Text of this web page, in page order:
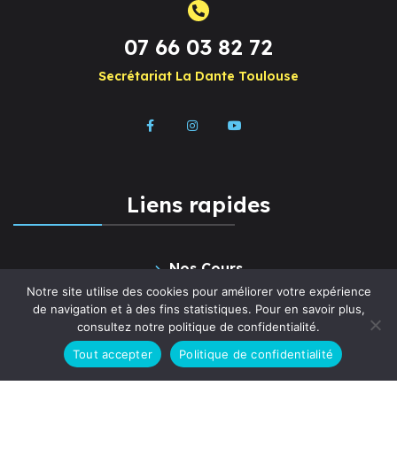
07 66 03 82 72
Secrétariat La Dante Toulouse
Liens rapides
Nos Cours
Paiement en ligne
Diplômes et certifications
Qui sommes-nous ?
Notre site utilise des cookies pour améliorer votre expérience
de navigation et à des fins statistiques. Pour en savoir plus,
consultez notre politique de confidentialité.
Tout accepter
Politique de confidentialité